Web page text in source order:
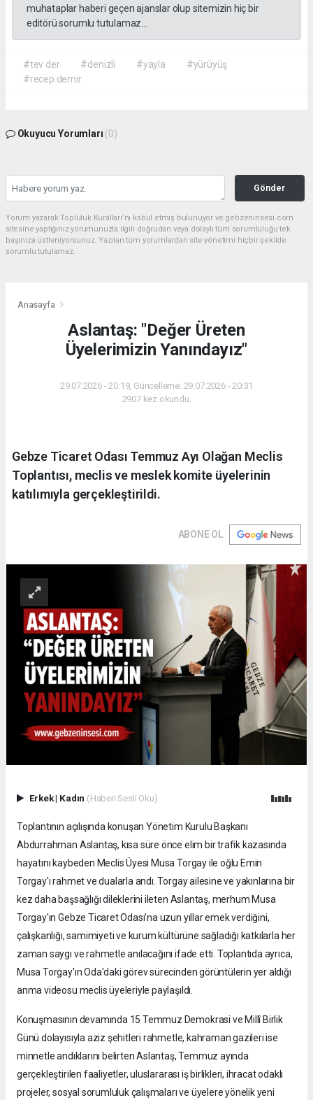
muhataplar haberi geçen ajanslar olup sitemizin hiç bir
editörü sorumlu tutulamaz...
#tev der #denizli #yayla
#yürüyüş
#recep demir
Okuyucu Yorumları (0)
Gönder
Yorum yazarak Topluluk Kuralları’nı kabul etmiş bulunuyor ve gebzeninsesi.com
sitesine yaptığınız yorumunuzla ilgili doğrudan veya dolaylı tüm sorumluluğu tek
başınıza üstleniyorsunuz. Yazılan tüm yorumlardan site yönetimi hiçbir şekilde
sorumlu tutulamaz.
Anasayfa
Aslantaş: "Değer Üreten
Üyelerimizin Yanındayız"
29.07.2026 - 20:19, Güncelleme: 29.07.2026 - 20:31
2907 kez okundu.
Gebze Ticaret Odası Temmuz Ayı Olağan Meclis
Toplantısı, meclis ve meslek komite üyelerinin
katılımıyla gerçekleştirildi.
ABONE OL
Erkek| Kadın (Haberi Sesli Oku)
Toplantının açılışında konuşan Yönetim Kurulu Başkanı
Abdurrahman Aslantaş, kısa süre önce elim bir trafik kazasında
hayatını kaybeden Meclis Üyesi Musa Torgay ile oğlu Emin
Torgay'ı rahmet ve dualarla andı. Torgay ailesine ve yakınlarına bir
kez daha başsağlığı dileklerini ileten Aslantaş, merhum Musa
Torgay'ın Gebze Ticaret Odası'na uzun yıllar emek verdiğini,
çalışkanlığı, samimiyeti ve kurum kültürüne sağladığı katkılarla her
zaman saygı ve rahmetle anılacağını ifade etti. Toplantıda ayrıca,
Musa Torgay'ın Oda'daki görev sürecinden görüntülerin yer aldığı
anma videosu meclis üyeleriyle paylaşıldı.
Konuşmasının devamında 15 Temmuz Demokrasi ve Millî Birlik
Günü dolayısıyla aziz şehitleri rahmetle, kahraman gazileri ise
minnetle andıklarını belirten Aslantaş, Temmuz ayında
gerçekleştirilen faaliyetler, uluslararası iş birlikleri, ihracat odaklı
projeler, sosyal sorumluluk çalışmaları ve üyelere yönelik yeni